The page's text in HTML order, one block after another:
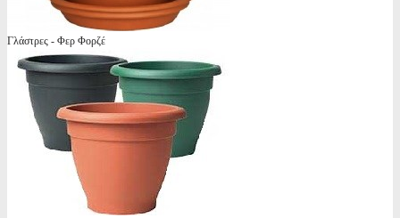
Γλάστρες - Φερ Φορζέ